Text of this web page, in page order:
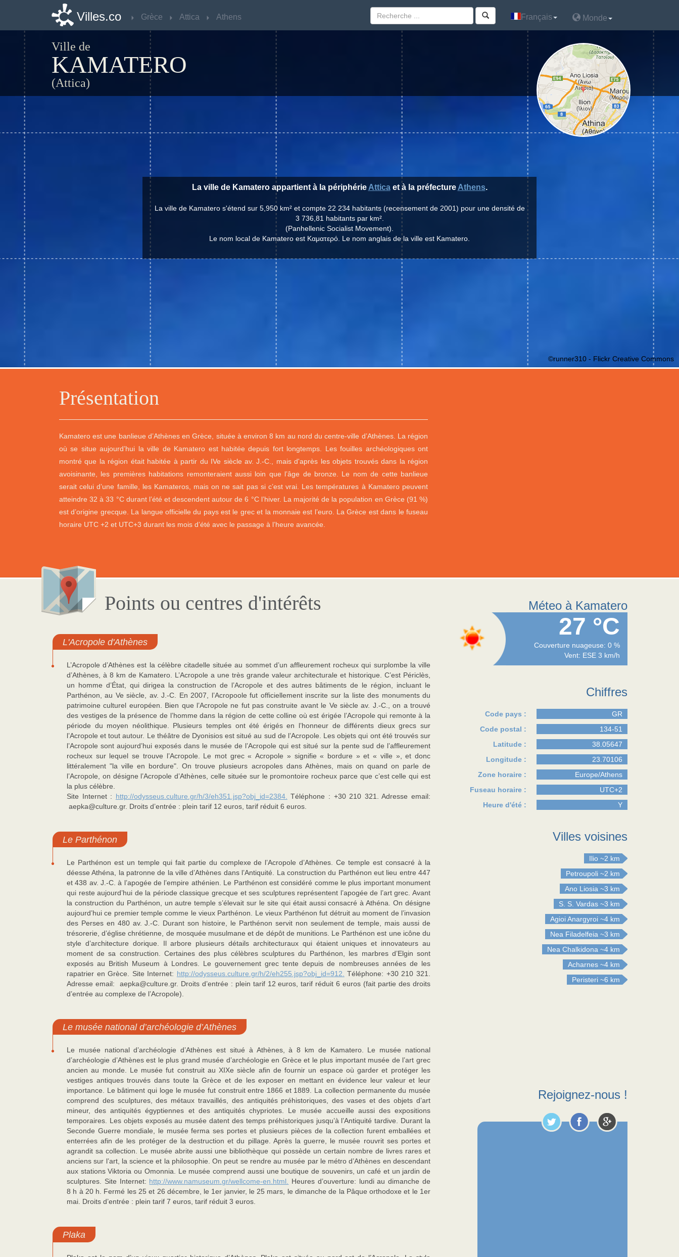
Villes.co Grèce Attica Athens Français Monde
Ville de
KAMATERO
(Attica)
Présentation
Kamatero est une banlieue d’Athènes en Grèce, située à environ 8 km au nord du centre-ville d’Athènes. La région
où se situe aujourd’hui la ville de Kamatero est habitée depuis fort longtemps. Les fouilles archéologiques ont
montré que la région était habitée à partir du IVe siècle av. J.-C., mais d'après les objets trouvés dans la région
avoisinante, les premières habitations remonteraient aussi loin que l’âge de bronze. Le nom de cette banlieue
serait celui d’une famille, les Kamateros, mais on ne sait pas si c’est vrai. Les températures à Kamatero peuvent
atteindre 32 à 33 °C durant l’été et descendent autour de 6 °C l’hiver. La majorité de la population en Grèce (91 %)
est d’origine grecque. La langue officielle du pays est le grec et la monnaie est l’euro. La Grèce est dans le fuseau
horaire UTC +2 et UTC+3 durant les mois d’été avec le passage à l’heure avancée.
La ville de Kamatero appartient à la périphérie Atticaet à la préfecture Athens.
La ville de Kamatero s'étend sur 5,950 km² et compte 22 234 habitants (recensement de 2001) pour une densité de
3 736,81 habitants par km².
(Panhellenic Socialist Movement).
Le nom local de Kamatero est Καματερό. Le nom anglais de la ville est Kamatero.
©runner310 - Flickr Creative Commons
Points ou centres d'intérêts
L'Acropole d'Athènes
L’Acropole d’Athènes est la célèbre citadelle située au sommet d’un affleurement rocheux qui surplombe la ville
d’Athènes, à 8 km de Kamatero. L’Acropole a une très grande valeur architecturale et historique. C’est Périclès,
un homme d’État, qui dirigea la construction de l’Acropole et des autres bâtiments de le région, incluant le
Parthénon, au Ve siècle, av. J.-C. En 2007, l’Acropoole fut officiellement inscrite sur la liste des monuments du
patrimoine culturel européen. Bien que l’Acropole ne fut pas construite avant le Ve siècle av. J.-C., on a trouvé
des vestiges de la présence de l’homme dans la région de cette colline où est érigée l’Acropole qui remonte à la
période du moyen néolithique. Plusieurs temples ont été érigés en l’honneur de différents dieux grecs sur
l’Acropole et tout autour. Le théâtre de Dyonisios est situé au sud de l’Acropole. Les objets qui ont été trouvés sur
l’Acropole sont aujourd’hui exposés dans le musée de l’Acropole qui est situé sur la pente sud de l’affleurement
rocheux sur lequel se trouve l’Acropole. Le mot grec « Acropole » signifie « bordure » et « ville », et donc
littéralement "la ville en bordure". On trouve plusieurs acropoles dans Athènes, mais on quand on parle de
l’Acropole, on désigne l’Acropole d’Athènes, celle située sur le promontoire rocheux parce que c’est celle qui est
la plus célèbre.
Site Internet : http://odysseus.culture.gr/h/3/eh351.jsp?obj_id=2384.
Téléphone : +30 210 321. Adresse email:
aepka@culture.gr. Droits d’entrée : plein tarif 12 euros, tarif réduit 6 euros.
Le Parthénon
Le Parthénon est un temple qui fait partie du complexe de l’Acropole d’Athènes. Ce temple est consacré à la
déesse Athéna, la patronne de la ville d’Athènes dans l’Antiquité. La construction du Parthénon eut lieu entre 447
et 438 av. J.-C. à l’apogée de l’empire athénien. Le Parthénon est considéré comme le plus important monument
qui reste aujourd’hui de la période classique grecque et ses sculptures représentent l’apogée de l’art grec. Avant
la construction du Parthénon, un autre temple s’élevait sur le site qui était aussi consacré à Athéna. On désigne
aujourd’hui ce premier temple comme le vieux Parthénon. Le vieux Parthénon fut détruit au moment de l’invasion
des Perses en 480 av. J.-C. Durant son histoire, le Parthénon servit non seulement de temple, mais aussi de
trésorerie, d’église chrétienne, de mosquée musulmane et de dépôt de munitions. Le Parthénon est une icône du
style d’architecture dorique. Il arbore plusieurs détails architecturaux qui étaient uniques et innovateurs au
moment de sa construction. Certaines des plus célèbres sculptures du Parthénon, les marbres d’Elgin sont
exposés au British Museum à Londres. Le gouvernement grec tente depuis de nombreuses années de les
rapatrier en Grèce. Site Internet: http://odysseus.culture.gr/h/2/eh255.jsp?obj_id=912.
Téléphone: +30 210 321.
Adresse email: aepka@culture.gr. Droits d’entrée : plein tarif 12 euros, tarif réduit 6 euros (fait partie des droits
d’entrée au complexe de l’Acropole).
Le musée national d’archéologie d’Athènes
Le musée national d’archéologie d’Athènes est situé à Athènes, à 8 km de Kamatero. Le musée national
d’archéologie d’Athènes est le plus grand musée d’archéologie en Grèce et le plus important musée de l’art grec
ancien au monde. Le musée fut construit au XIXe siècle afin de fournir un espace où garder et protéger les
vestiges antiques trouvés dans toute la Grèce et de les exposer en mettant en évidence leur valeur et leur
importance. Le bâtiment qui loge le musée fut construit entre 1866 et 1889. La collection permanente du musée
comprend des sculptures, des métaux travaillés, des antiquités préhistoriques, des vases et des objets d’art
mineur, des antiquités égyptiennes et des antiquités chypriotes. Le musée accueille aussi des expositions
temporaires. Les objets exposés au musée datent des temps préhistoriques jusqu’à l’Antiquité tardive. Durant la
Seconde Guerre mondiale, le musée ferma ses portes et plusieurs pièces de la collection furent emballées et
enterrées afin de les protéger de la destruction et du pillage. Après la guerre, le musée rouvrit ses portes et
agrandit sa collection. Le musée abrite aussi une bibliothèque qui possède un certain nombre de livres rares et
anciens sur l’art, la science et la philosophie. On peut se rendre au musée par le métro d’Athènes en descendant
aux stations Viktoria ou Omonnia. Le musée comprend aussi une boutique de souvenirs, un café et un jardin de
sculptures. Site Internet: http://www.namuseum.gr/wellcome-en.html.
Heures d’ouverture: lundi au dimanche de
8 h à 20 h. Fermé les 25 et 26 décembre, le 1er janvier, le 25 mars, le dimanche de la Pâque orthodoxe et le 1er
mai. Droits d’entrée : plein tarif 7 euros, tarif réduit 3 euros.
Plaka
Méteo à Kamatero
27 °C
Couverture nuageuse: 0 %
Vent: ESE 3 km/h
Chiffres
Code pays :
GR
Code postal :
134-51
Latitude :
38.05647
Longitude :
23.70106
Zone horaire :
Europe/Athens
Fuseau horaire :
UTC+2
Heure d'été :
Y
Villes voisines
Ilio ~2 km
Petroupoli ~2 km
Ano Liosia ~3 km
S. S. Vardas ~3 km
Agioi Anargyroi ~4 km
Nea Filadelfeia ~3 km
Nea Chalkidona ~4 km
Acharnes ~4 km
Peristeri ~6 km
Rejoignez-nous !
Villes.co Grèce Attica Athens Français Monde